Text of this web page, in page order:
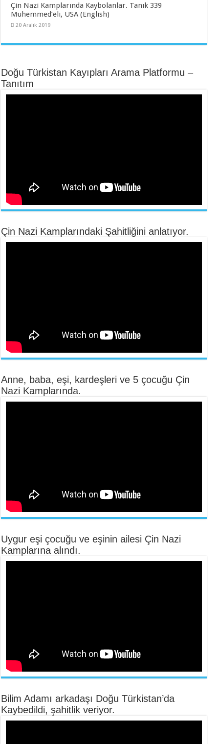
Çin Nazi Kamplarında Kaybolanlar. Tanık 339
Muhemmed’eli, USA (English)
20 Aralık 2019
Doğu Türkistan Kayıpları Arama Platformu –
Tanıtım
Çin Nazi Kamplarındaki Şahitliğini anlatıyor.
Anne, baba, eşi, kardeşleri ve 5 çocuğu Çin
Nazi Kamplarında.
Uygur eşi çocuğu ve eşinin ailesi Çin Nazi
Kamplarına alındı.
Bilim Adamı arkadaşı Doğu Türkistan’da
Kaybedildi, şahitlik veriyor.